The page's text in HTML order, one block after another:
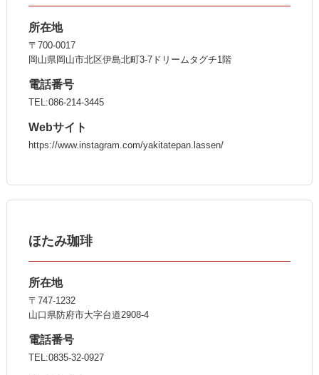
所在地
〒700-0017
岡山県岡山市北区伊島北町3-7ドリームタグチ1階
電話番号
TEL:086-214-3445
Webサイト
https://www.instagram.com/yakitatepan.lassen/
ほたみ珈琲
所在地
〒747-1232
山口県防府市大字台道2908-4
電話番号
TEL:0835-32-0927